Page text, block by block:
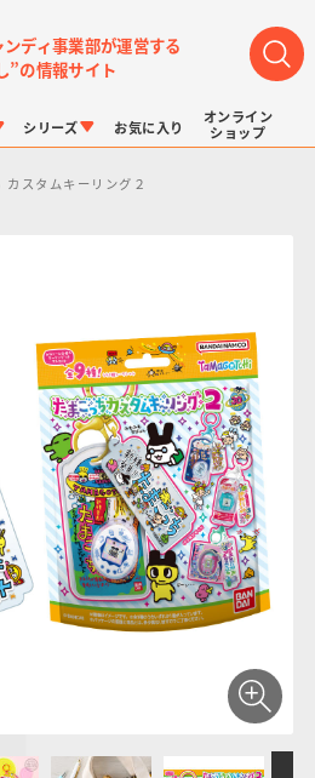
ディ事業部が運営する
”の情報サイト
ダムシリーズ アンパンマン たまご
シリーズ
ぉるめーしょん
クエアシール
ポケモンスケールワ
ールド
お気に入り
オンライン
ショップ
カスタムキーリング２